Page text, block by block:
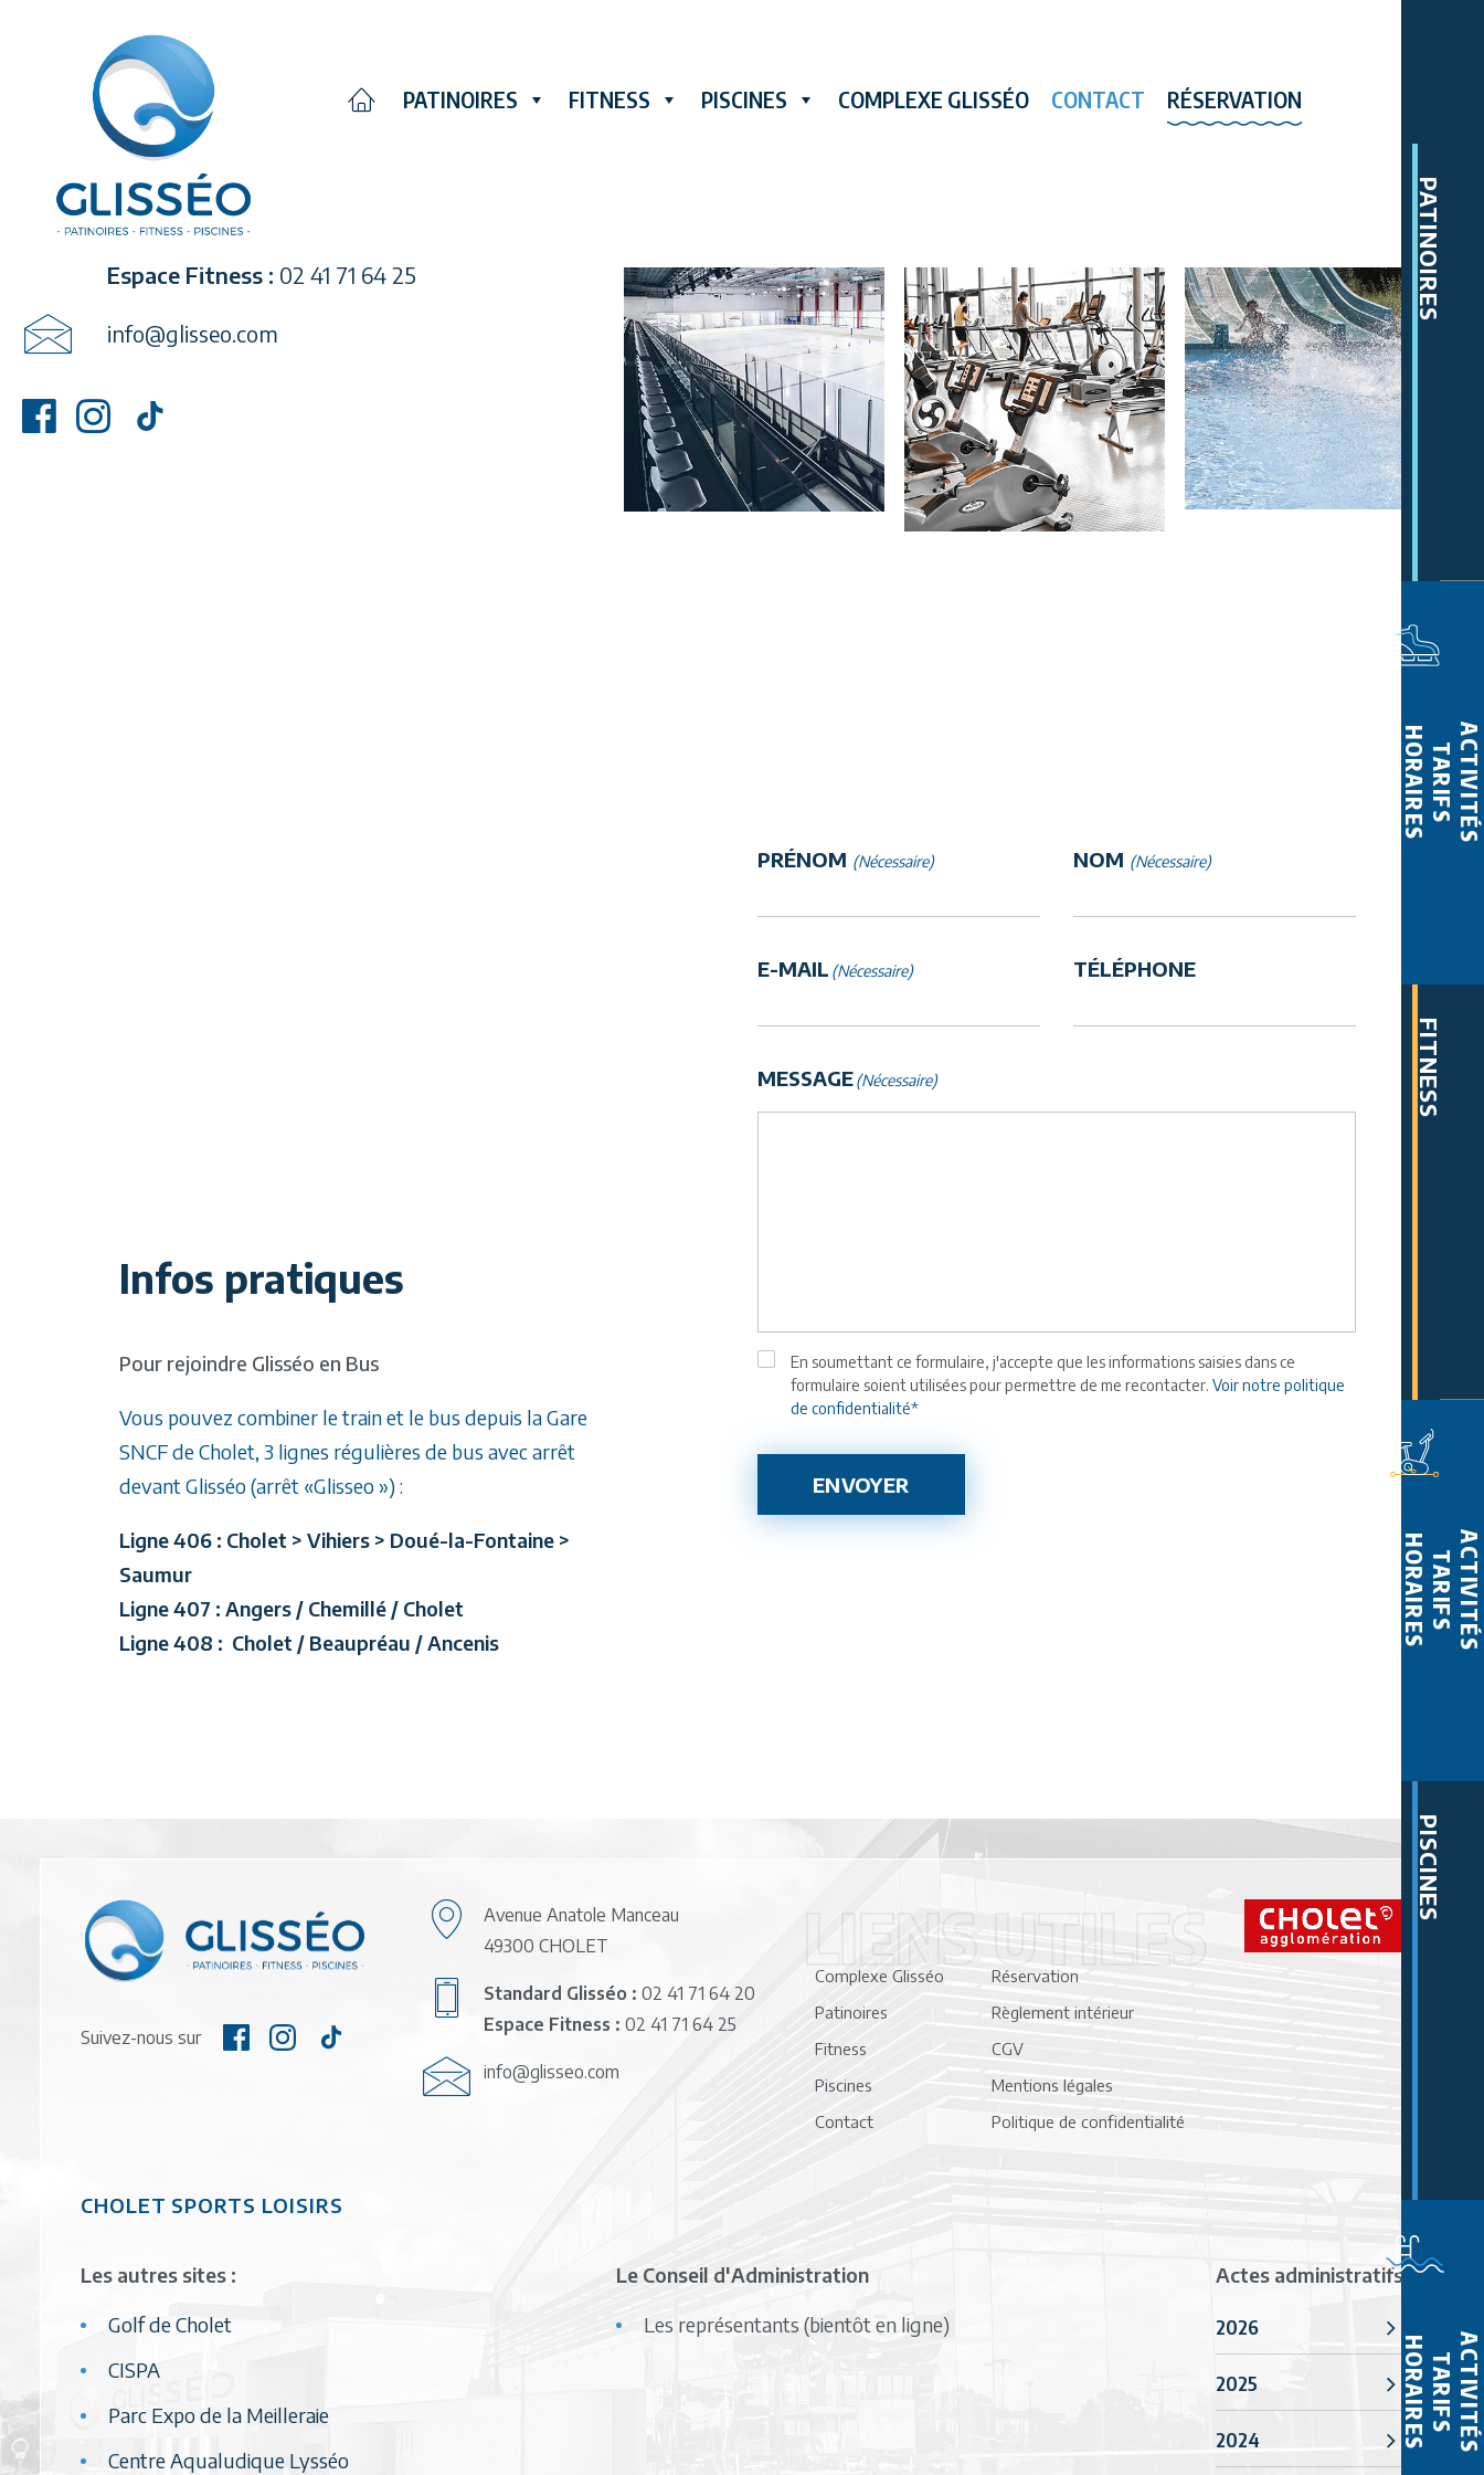
PATINOIRES FITNESS PISCINES COMPLEXE GLISSÉO CONTACT RÉSERVATION
PATINOIRES
HORAIRESTARIFSACTIVITÉS
FITNESS
HORAIRESTARIFSACTIVITÉS
PISCINES
HORAIRESTARIFSACTIVITÉS
Nous contacter
Avenue Anatole Manceau 49300 CHOLET
Standard Glisséo :
Espace Fitness : 02 41 71 64 25
info@glisseo.com
Infos pratiques
Pour rejoindre Glisséo en Bus
Vous pouvez combiner le train et le bus depuis la Gare
SNCF de Cholet, 3 lignes régulières de bus avec arrêt
devant Glisséo (arrêt «Glisseo ») :
Ligne 406 : Cholet > Vihiers > Doué-la-Fontaine >
Saumur
Ligne 407 : Angers / Chemillé / Cholet
Ligne 408 : Cholet / Beaupréau / Ancenis
NOM
PRÉNOM (Nécessaire) NOM (Nécessaire)
E-MAIL (Nécessaire) TÉLÉPHONE
MESSAGE(Nécessaire)
RGPD(Nécessaire)
En soumettant ce formulaire, j'accepte que les informations saisies dans ce
formulaire soient utilisées pour permettre de me recontacter. Voir notre politique
de confidentialité*
ENVOYER
Suivez-nous sur
Avenue Anatole Manceau
49300 CHOLET
Standard Glisséo : 02 41 71 64 20
Espace Fitness : 02 41 71 64 25
info@glisseo.com
LIENS UTILES
Complexe Glisséo
Patinoires
Fitness
Piscines
Contact
Réservation
Règlement intérieur
CGV
Mentions légales
Politique de confidentialité
CHOLET SPORTS LOISIRS
Les autres sites :
Golf de Cholet
CISPA
Parc Expo de la Meilleraie
Centre Aqualudique Lysséo
Le Conseil d'Administration
Les représentants (bientôt en ligne)
Actes administratifs
2026
2025
2024